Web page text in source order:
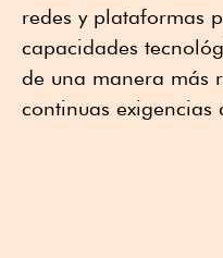
redes y plataformas
capacidades
de una manera más
continuas exigencias